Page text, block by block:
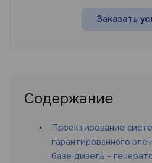
Заказать
Содержание
Проектирование
гарантированного
базе дизель -